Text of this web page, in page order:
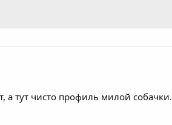
а тут чисто профиль милой собачки.